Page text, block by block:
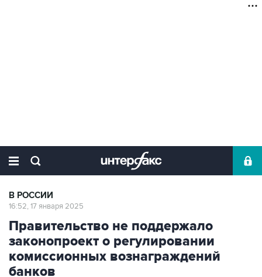
В РОССИИ
16:52, 17 января 2025
Правительство не поддержало
законопроект о регулировании
комиссионных вознаграждений
банков